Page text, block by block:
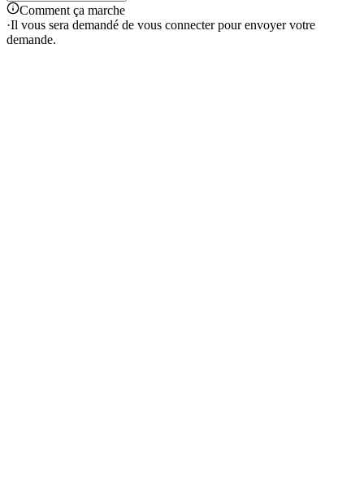
Comment ça marche
·Il vous sera demandé de vous connecter pour envoyer votre
demande.